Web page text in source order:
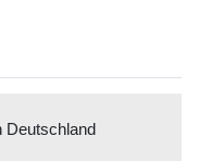
Deutschland